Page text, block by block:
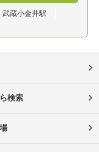
武蔵小金井駅
検索